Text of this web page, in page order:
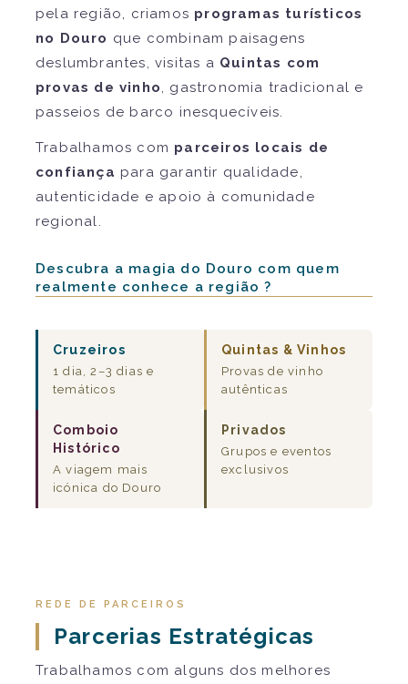
pela região, criamos programas turísticos
no Douro que combinam paisagens
deslumbrantes, visitas a Quintas com
provas de vinho, gastronomia tradicional e
passeios de barco inesquecíveis.
Trabalhamos com parceiros locais de
confiança para garantir qualidade,
autenticidade e apoio à comunidade
regional.
Descubra a magia do Douro com quem
realmente conhece a região ?
Cruzeiros
1 dia, 2–3 dias e
temáticos
Quintas & Vinhos
Provas de vinho
autênticas
Comboio
Histórico
A viagem mais
icónica do Douro
Privados
Grupos e eventos
exclusivos
REDE DE PARCEIROS
Parcerias Estratégicas
Trabalhamos com alguns dos melhores